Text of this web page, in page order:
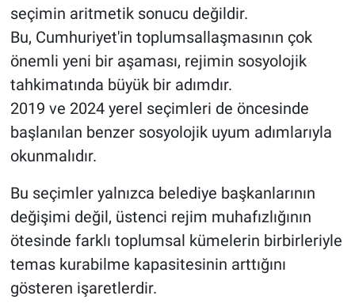
seçimin aritmetik sonucu değildir.
Bu, Cumhuriyet'in toplumsallaşmasının çok
önemli yeni bir aşaması, rejimin sosyolojik
tahkimatında büyük bir adımdır.
2019 ve 2024 yerel seçimleri de öncesinde
başlanılan benzer sosyolojik uyum adımlarıyla
okunmalıdır.
Bu seçimler yalnızca belediye başkanlarının
değişimi değil, üstenci rejim muhafızlığının
ötesinde farklı toplumsal kümelerin birbirleriyle
temas kurabilme kapasitesinin arttığını
gösteren işaretlerdir.